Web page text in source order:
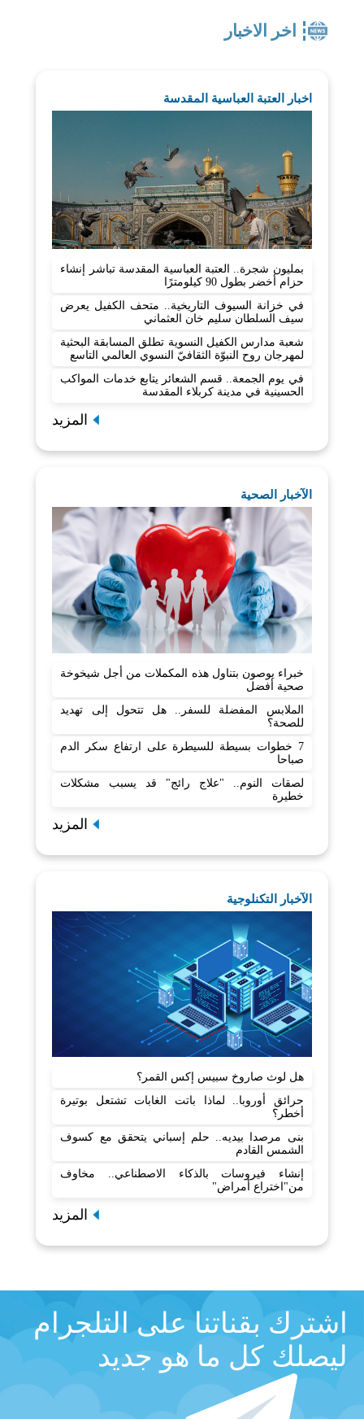
اخر الاخبار
اخبار العتبة العباسية المقدسة
بمليون شجرة.. العتبة العباسية المقدسة تباشر إنشاء
حزام أخضر بطول 90 كيلومترًا
في خزانة السيوف التاريخية.. متحف الكفيل يعرض
سيف السلطان سليم خان العثماني
شعبة مدارس الكفيل النسوية تطلق المسابقة البحثية
لمهرجان روح النبوّة الثقافيّ النسوي العالمي التاسع
في يوم الجمعة.. قسم الشعائر يتابع خدمات المواكب
الحسينية في مدينة كربلاء المقدسة
المزيد
الآخبار الصحية
خبراء يوصون بتناول هذه المكملات من أجل شيخوخة
صحية أفضل
الملابس المفضلة للسفر.. هل تتحول إلى تهديد
للصحة؟
7 خطوات بسيطة للسيطرة على ارتفاع سكر الدم
صباحا
لصقات النوم.. "علاج رائج" قد يسبب مشكلات
خطيرة
المزيد
الآخبار التكنلوجية
هل لوث صاروخ سبيس إكس القمر؟
حرائق أوروبا.. لماذا باتت الغابات تشتعل بوتيرة
أخطر؟
بنى مرصدا بيديه.. حلم إسباني يتحقق مع كسوف
الشمس القادم
إنشاء فيروسات بالذكاء الاصطناعي.. مخاوف
من"اختراع أمراض"
المزيد
اشترك بقناتنا على التلجرام
ليصلك كل ما هو جديد